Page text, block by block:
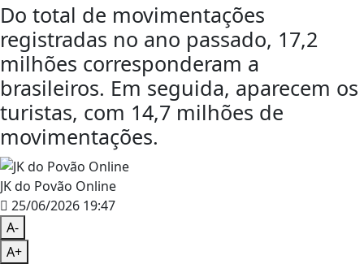
Do total de movimentações
registradas no ano passado, 17,2
milhões corresponderam a
brasileiros. Em seguida, aparecem os
turistas, com 14,7 milhões de
movimentações.
JK do Povão Online
25/06/2026 19:47
A-
A+